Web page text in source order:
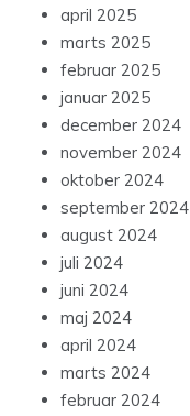
april 2025
marts 2025
februar 2025
januar 2025
december 2024
november 2024
oktober 2024
september 2024
august 2024
juli 2024
juni 2024
maj 2024
april 2024
marts 2024
februar 2024